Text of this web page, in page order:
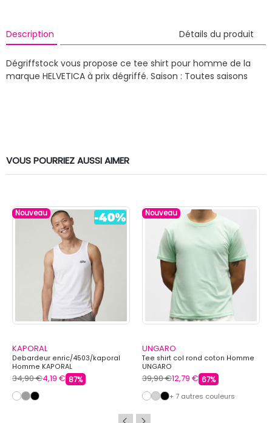
Description Détails du produit
Dégriffstock vous propose ce tee shirt pour homme de la
marque HELVETICA à prix dégriffé. Saison : Toutes saisons
VOUS POURRIEZ AUSSI AIMER
Nouveau
KAPORAL
Debardeur enric/4503/kaporal
Homme KAPORAL
34,90 €4,19 € 87%
Nouveau
UNGARO
Tee shirt col rond coton Homme
UNGARO
39,90 €12,79 € 67%
+ 7 autres couleurs